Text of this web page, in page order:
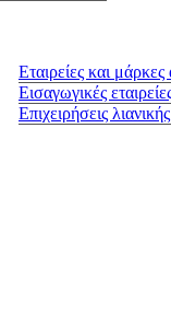
Εταιρείες και
Εισαγωγικές
Επιχειρήσεις